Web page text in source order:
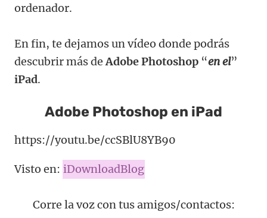
ordenador.
En fin, te dejamos un vídeo donde podrás
descubrir más deAdobe Photoshop “en el”
iPad.
Adobe Photoshop en iPad
https://youtu.be/ccSBlU8YB90
Visto en: iDownloadBlog
Corre la voz con tus amigos/contactos: